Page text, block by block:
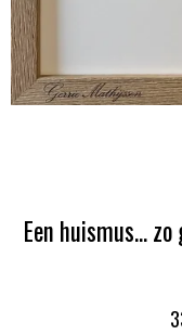
Een huismus...